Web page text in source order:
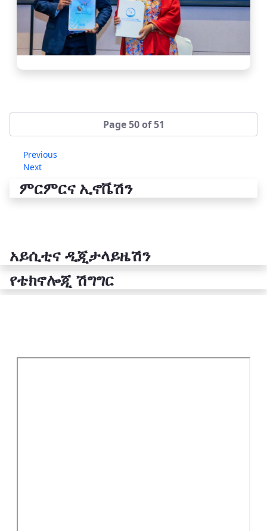
Page 50 of 51
Previous
Next
ምርምርና ኢኖቬሽን
አይሲቲና ዲጂታላይዜሽን
የቴክኖሎጂ ሽግግር